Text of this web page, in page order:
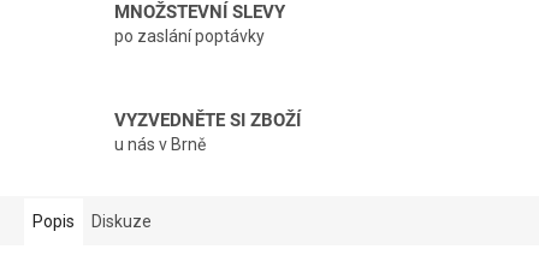
MNOŽSTEVNÍ SLEVY
po zaslání poptávky
VYZVEDNĚTE SI ZBOŽÍ
u nás v Brně
Popis Diskuze